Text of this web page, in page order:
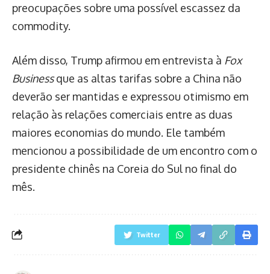
preocupações sobre uma possível escassez da
commodity.
Além disso, Trump afirmou em entrevista à Fox
Businessque as altas tarifas sobre a China não
deverão ser mantidas e expressou otimismo em
relação às relações comerciais entre as duas
maiores economias do mundo. Ele também
mencionou a possibilidade de um encontro com o
presidente chinês na Coreia do Sul no final do
mês.
Twitter